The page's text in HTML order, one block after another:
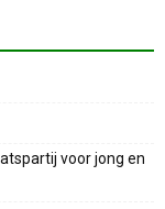
voor jong en